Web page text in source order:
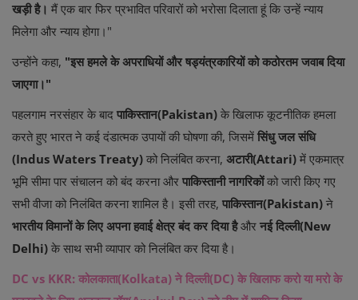
खड़ी है। मैं एक बार फिर प्रभावित परिवारों को भरोसा दिलाता हूं कि उन्हें न्याय
मिलेगा और न्याय होगा।"
उन्होंने कहा, "इस हमले के अपराधियों और षड्यंत्रकारियों को कठोरतम जवाब दिया
जाएगा।"
पहलगाम नरसंहार के बाद पाकिस्तान(Pakistan) के खिलाफ कूटनीतिक हमला
करते हुए भारत ने कई दंडात्मक उपायों की घोषणा की, जिसमें सिंधु जल संधि
(Indus Waters Treaty) को निलंबित करना, अटारी(Attari) में एकमात्र
भूमि सीमा पार संचालन को बंद करना और पाकिस्तानी नागरिकोंको जारी किए गए
सभी वीजा को निलंबित करना शामिल है। इसी तरह, पाकिस्तान(Pakistan) ने
भारतीय विमानों के लिए अपना हवाई क्षेत्र बंद कर दिया हैऔर नई दिल्ली(New
Delhi) के साथ सभी व्यापार को निलंबित कर दिया है।
DC vs KKR: कोलकाता(Kolkata) ने दिल्ली(DC) के खिलाफ करो या मरो के